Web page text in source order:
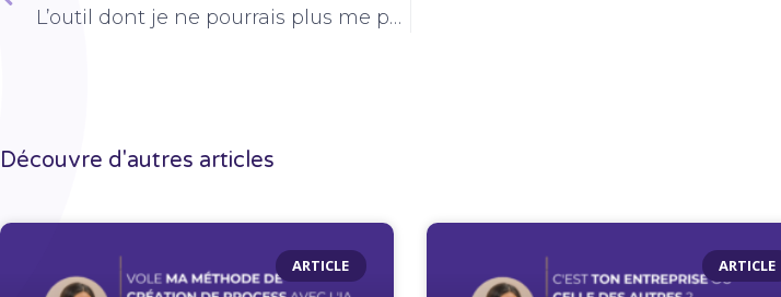
L’outil dont je ne pourrais plus me passer
Découvre d'autres articles
ARTICLE ARTICLE